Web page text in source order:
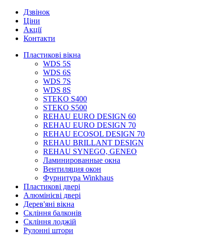
Дзвінок
Ціни
Акції
Контакти
Пластикові вікна
WDS 5S
WDS 6S
WDS 7S
WDS 8S
STEKO S400
STEKO S500
REHAU EURO DESIGN 60
REHAU EURO DESIGN 70
REHAU ECOSOL DESIGN 70
REHAU BRILLANT DESIGN
REHAU SYNEGO, GENEO
Ламинированные окна
Вентиляция окон
Фурнитура Winkhaus
Пластикові двері
Алюмінієві двері
Дерев'яні вікна
Скління балконів
Скління лоджій
Рулонні штори